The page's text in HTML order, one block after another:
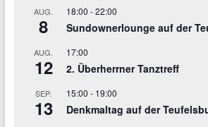
AUG.
8
18:00 -22:00
Sundownerlounge auf der
AUG.
12
17:00
2. Überherrner Tanztreff
SEP.
13
15:00 - 19:00
Denkmaltag auf der